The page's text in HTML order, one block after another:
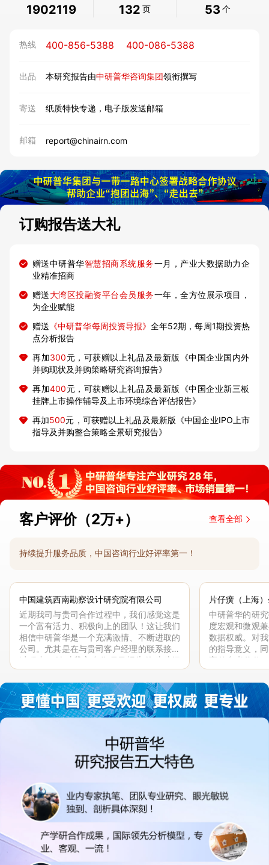
1902119 132 页 53 个
热线 400-856-5388 400-086-5388
出品 本研究报告由中研普华咨询集团领衔撰写
寄送 纸质特快专递，电子版发送邮箱
邮箱 report@chinairn.com
订购报告送大礼
赠送中研普华智慧招商系统服务一月，产业大数据助力企
业精准招商
赠送大湾区投融资平台会员服务一年，全方位展示项目，
为企业赋能
赠送 《中研普华每周投资导报》全年52期，每周1期投资热
点分析报告
再加300元，可获赠以上礼品及最新版《中国企业国内外
并购现状及并购策略研究咨询报告》
再加400元，可获赠以上礼品及最新版《中国企业新三板
挂牌上市操作辅导及上市环境综合评估报告》
再加500元，可获赠以上礼品及最新版《中国企业IPO上市
指导及并购整合策略全景研究报告》
客户评价（2万+） 查看全部
持续提升服务品质，中国咨询行业好评率第一！
中国建筑西南勘察设计研究院有限公司
近期我司与贵司合作过程中，我们感觉这是
一个富有活力、积极向上的团队！这让我们
相信中研普华是一个充满激情、不断进取的
公司。尤其是在与贵司客户经理的联系接洽
过程中，针对我方合作项目报告的种种细
节，及时细致缜密地协助与项目部沟通、探
讨和完善...
片仔癀（上海
中研普华的研
度宏观和微观
数据权威。对
的指导意义，
高的参考价值
体化”服务和行
司继续...